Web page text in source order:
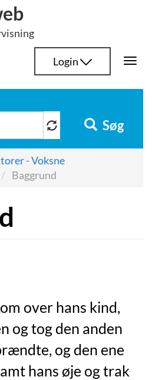
Login
Søg
- Voksne
Baggrund
over hans kind,
og tog den anden
og den ene
hans øje og trak